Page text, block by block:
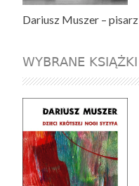
Dariusz Muszer – pisarz
WYBRANE KSIĄŻKI